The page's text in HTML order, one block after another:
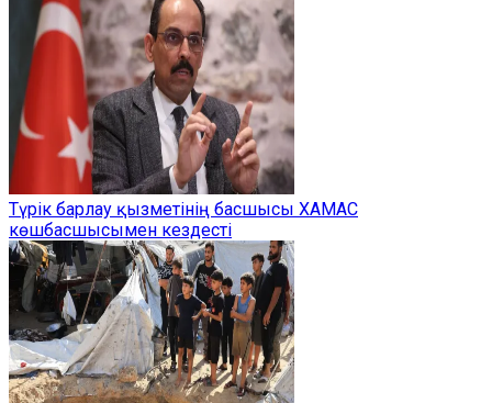
Түрік барлау қызметінің басшысы ХАМАС
көшбасшысымен кездесті